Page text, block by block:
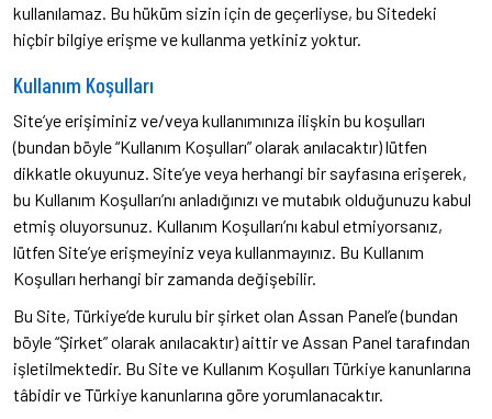
kullanılamaz. Bu hüküm sizin için de geçerliyse, bu Sitedeki
hiçbir bilgiye erişme ve kullanma yetkiniz yoktur.
Kullanım Koşulları
Site’ye erişiminiz ve/veya kullanımınıza ilişkin bu koşulları
(bundan böyle “Kullanım Koşulları” olarak anılacaktır) lütfen
dikkatle okuyunuz. Site’ye veya herhangi bir sayfasına erişerek,
bu Kullanım Koşulları’nı anladığınızı ve mutabık olduğunuzu kabul
etmiş oluyorsunuz. Kullanım Koşulları’nı kabul etmiyorsanız,
lütfen Site’ye erişmeyiniz veya kullanmayınız. Bu Kullanım
Koşulları herhangi bir zamanda değişebilir.
Bu Site, Türkiye’de kurulu bir şirket olan Assan Panel’e (bundan
böyle “Şirket” olarak anılacaktır) aittir ve Assan Panel tarafından
işletilmektedir. Bu Site ve Kullanım Koşulları Türkiye kanunlarına
tâbidir ve Türkiye kanunlarına göre yorumlanacaktır.